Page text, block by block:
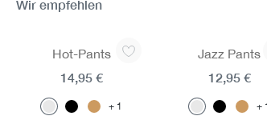
Wir empfehlen
Hot-Pants
1
14,95 €
Jazz Pants
12,95 €